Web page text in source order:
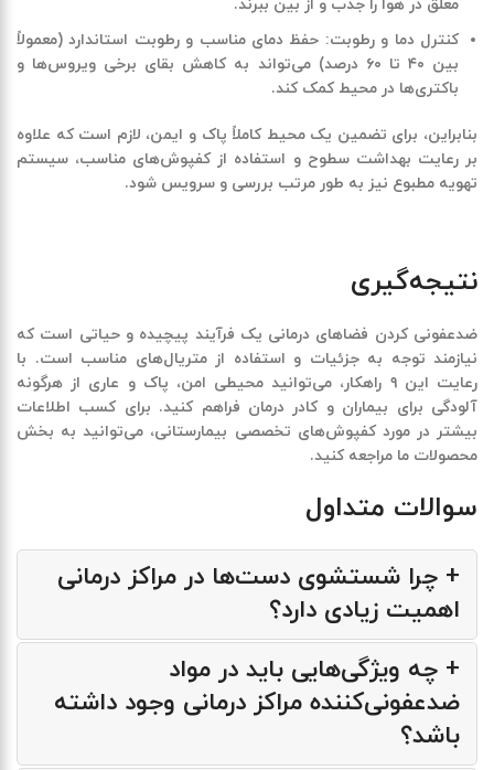
معلق در هوا را جذب و از بین ببرند.
کنترل دما و رطوبت: حفظ دمای مناسب و رطوبت استاندارد (معمولاً
بین ۴۰ تا ۶۰ درصد) می‌تواند به کاهش بقای برخی ویروس‌ها و
باکتری‌ها در محیط کمک کند.
بنابراین، برای تضمین یک محیط کاملاً پاک و ایمن، لازم است که علاوه
بر رعایت بهداشت سطوح و استفاده از کفپوش‌های مناسب، سیستم
تهویه مطبوع نیز به طور مرتب بررسی و سرویس شود.
نتیجه‌گیری
ضدعفونی کردن فضاهای درمانی یک فرآیند پیچیده و حیاتی است که
نیازمند توجه به جزئیات و استفاده از متریال‌های مناسب است. با
رعایت این۹ راهکار، می‌توانید محیطی امن، پاک و عاری از هرگونه
آلودگی برای بیماران و کادر درمان فراهم کنید. برای کسب اطلاعات
بیشتر در مورد کفپوش‌های تخصصی بیمارستانی، می‌توانید به بخش
محصولات ما مراجعه کنید.
سوالات متداول
+ چرا شستشوی دست‌ها در مراکز درمانی
اهمیت زیادی دارد؟
+ چه ویژگی‌هایی باید در مواد
ضدعفونی‌کننده مراکز درمانی وجود داشته
باشد؟